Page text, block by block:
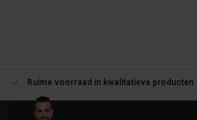
Ruime voorraad in kwalitatieve producten